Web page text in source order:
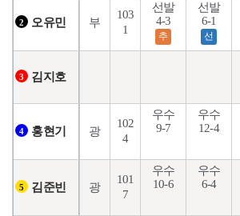
2 오유민 부
103
1
선발
4-3
추
선발
6-1
선
3 김지호
4 홍현기 광
102
4
우수
9-7
우수
12-4
5 김준빈 광
101
7
우수
10-6
우수
6-4